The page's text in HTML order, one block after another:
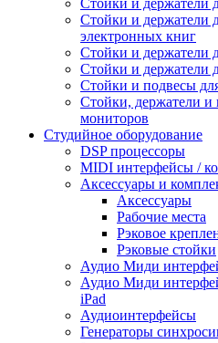
Стойки и держатели
Стойки и держатели
электронных книг
Стойки и держатели
Стойки и держатели
Стойки и подвесы
Стойки, держатели и
мониторов
Студийное оборудование
DSP процессоры
MIDI интерфейсы /
Аксессуары и
Аксессуары
Рабочие места
Рэковое
Рэковые стойки
Аудио Миди
Аудио Миди
iPad
Аудиоинтерфейсы
Генераторы